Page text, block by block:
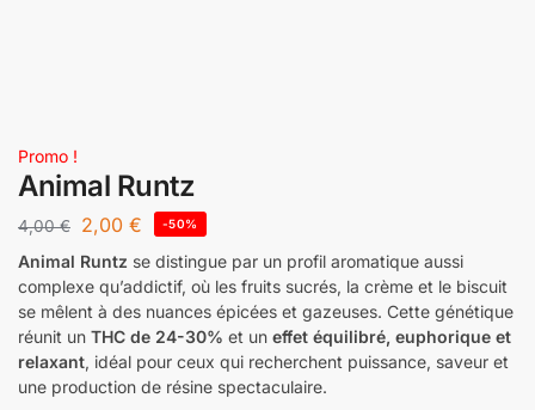
Promo !
Animal Runtz
4,00€ 2,00 € -50%
Animal Runtz se distingue par un profil aromatique aussi
complexe qu’addictif, où les fruits sucrés, la crème et le biscuit
se mêlent à des nuances épicées et gazeuses. Cette génétique
réunit un THC de 24-30% et un effet équilibré, euphorique et
relaxant, idéal pour ceux qui recherchent puissance, saveur et
une production de résine spectaculaire.